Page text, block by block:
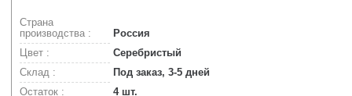
Страна
производства :
Россия
Цвет :
Серебристый
Склад :
Под заказ, 3-5 дней
Остаток :
4 шт.